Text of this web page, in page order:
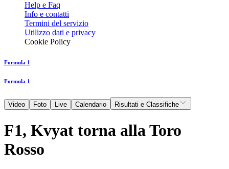
Help e Faq
Info e contatti
Termini del servizio
Utilizzo dati e privacy
Cookie Policy
Formula 1
Formula 1
Video Foto Live Calendario Risultati e Classifiche
F1, Kvyat torna alla Toro
Rosso